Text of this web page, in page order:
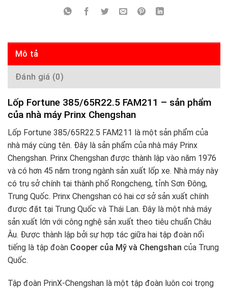
Mô tả
Đánh giá (0)
Lốp Fortune 385/65R22.5 FAM211 – sản phẩm
của nhà máy Prinx Chengshan
Lốp Fortune 385/65R22.5 FAM211 là một sản phẩm của
nhà máy cùng tên. Đây là sản phẩm của nhà máy Prinx
Chengshan. Prinx Chengshan được thành lập vào năm 1976
và có hơn 45 năm trong ngành sản xuất lốp xe. Nhà máy này
có trụ sở chính tại thành phố Rongcheng, tỉnh Sơn Đông,
Trung Quốc. Prinx Chengshan có hai cơ sở sản xuất chính
được đặt tại Trung Quốc và Thái Lan. Đây là một nhà máy
sản xuất lớn với công nghệ sản xuất theo tiêu chuẩn Châu
Âu. Được thành lập bởi sự hợp tác giữa hai tập đoàn nổi
tiếng là tập đoàn Cooper của Mỹ và Chengshan của Trung
Quốc.
Tập đoàn PrinX-Chengshan là một tập đoàn luôn coi trọng